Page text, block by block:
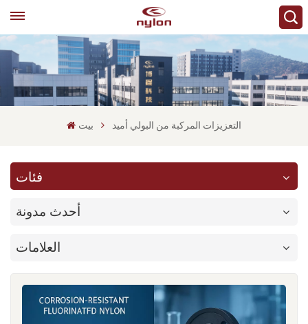
بيت التعزيزات المركبة من البولي أميد
فئات
أحدث مدونة
العلامات